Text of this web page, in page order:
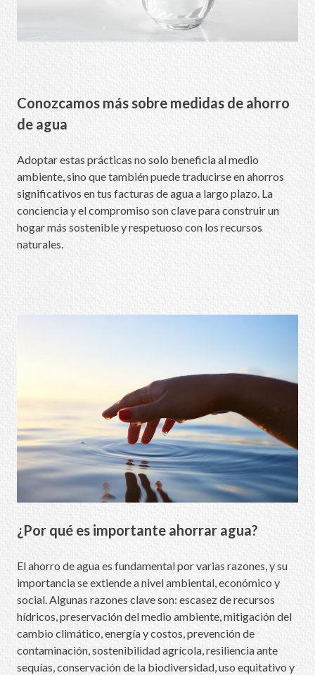
Conozcamos más sobre medidas de ahorro
de agua
Adoptar estas prácticas no solo beneficia al medio
ambiente, sino que también puede traducirse en ahorros
significativos en tus facturas de agua a largo plazo. La
conciencia y el compromiso son clave para construir un
hogar más sostenible y respetuoso con los recursos
naturales.
¿Por qué es importante ahorrar agua?
El ahorro de agua es fundamental por varias razones, y su
importancia se extiende a nivel ambiental, económico y
social. Algunas razones clave son: escasez de recursos
hídricos, preservación del medio ambiente, mitigación del
cambio climático, energía y costos, prevención de
contaminación, sostenibilidad agrícola, resiliencia ante
sequías, conservación de la biodiversidad, uso equitativo y